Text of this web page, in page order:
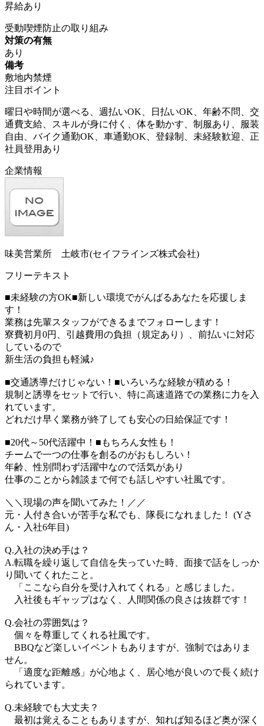
昇給あり
受動喫煙防止の取り組み
対策の有無
あり
備考
敷地内禁煙
注目ポイント
曜日や時間が選べる、週払いOK、日払いOK、年齢不問、交
通費支給、スキルが身に付く、体を動かす、制服あり、服装
自由、バイク通勤OK、車通勤OK、登録制、未経験歓迎、正
社員登用あり
企業情報
味美営業所 土岐市(セイフラインズ株式会社)
フリーテキスト
■未経験の方OK■新しい環境でがんばるあなたを応援しま
す！
業務は先輩スタッフができるまでフォローします！
寮費初月0円、引越費用の負担（規定あり）、前払いに対応
しているので
新生活の負担も軽減♪
■交通誘導だけじゃない！■いろいろな経験が積める！
規制と誘導をセットで行い、特に高速道路での業務に力を入
れています。
どれだけ早く業務が終了しても安心の日給保証です！
■20代～50代活躍中！■もちろん女性も！
チームで一つの仕事を創るのがおもしろい！
年齢、性別問わず活躍中なので活気があり
仕事のことから雑談まで何でも話しやすい社風です。
＼＼現場の声を聞いてみた！／／
元・人付き合いが苦手な私でも、隊長になれました！ (Yさ
ん・入社6年目)
Q.入社の決め手は？
A.転職を繰り返して自信を失っていた時、面接で話をしっか
り聞いてくれたこと。
「ここなら自分を受け入れてくれる」と感じました。
入社後もギャップはなく、人間関係の良さは抜群です！
Q.会社の雰囲気は？
個々を尊重してくれる社風です。
BBQなど楽しいイベントもありますが、強制ではありま
せん。
「適度な距離感」が心地よく、居心地が良いので長く続け
られています。
Q.未経験でも大丈夫？
最初は覚えることもありますが、知れば知るほど奥が深く